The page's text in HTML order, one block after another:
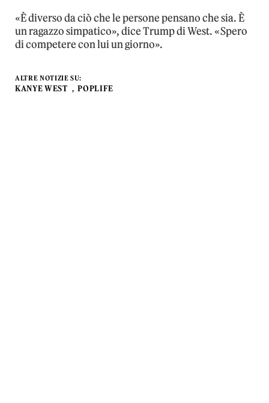
«È diverso da ciò che le persone pensano che sia. È
un ragazzo simpatico», dice Trump di West. «Spero
di competere con lui un giorno».
ALTRE NOTIZIE SU:
KANYE WEST POPLIFE